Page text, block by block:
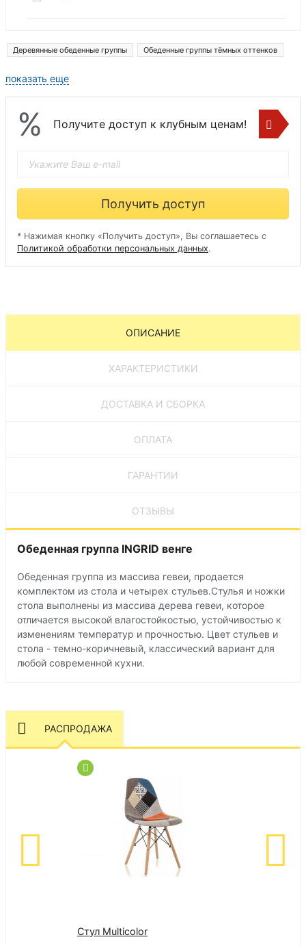
Деревянные обеденные группы Обеденные группы тёмных оттенков
показать еще
% Получите доступ к клубным ценам!
Получить доступ
* Нажимая кнопку «Получить доступ», Вы соглашаетесь с
Политикой обработки персональных данных.
ОПИСАНИЕ
ХАРАКТЕРИСТИКИ
ДОСТАВКА И СБОРКА
ОПЛАТА
ГАРАНТИИ
ОТЗЫВЫ
Обеденная группа INGRID венге
Обеденная группа из массива гевеи, продается
комплектом из стола и четырех стульев.Стулья и ножки
стола выполнены из массива дерева гевеи, которое
отличается высокой влагостойкостью, устойчивостью к
изменениям температур и прочностью. Цвет стульев и
стола - темно-коричневый, классический вариант для
любой современной кухни.
РАСПРОДАЖА
Стул Multicolor